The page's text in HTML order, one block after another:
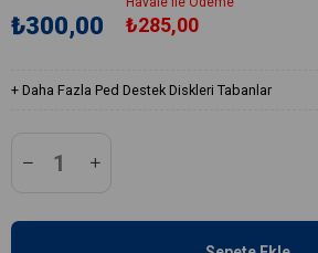
₺300,00 ₺285,00
+ Daha Fazla Ped Destek Diskleri Tabanlar